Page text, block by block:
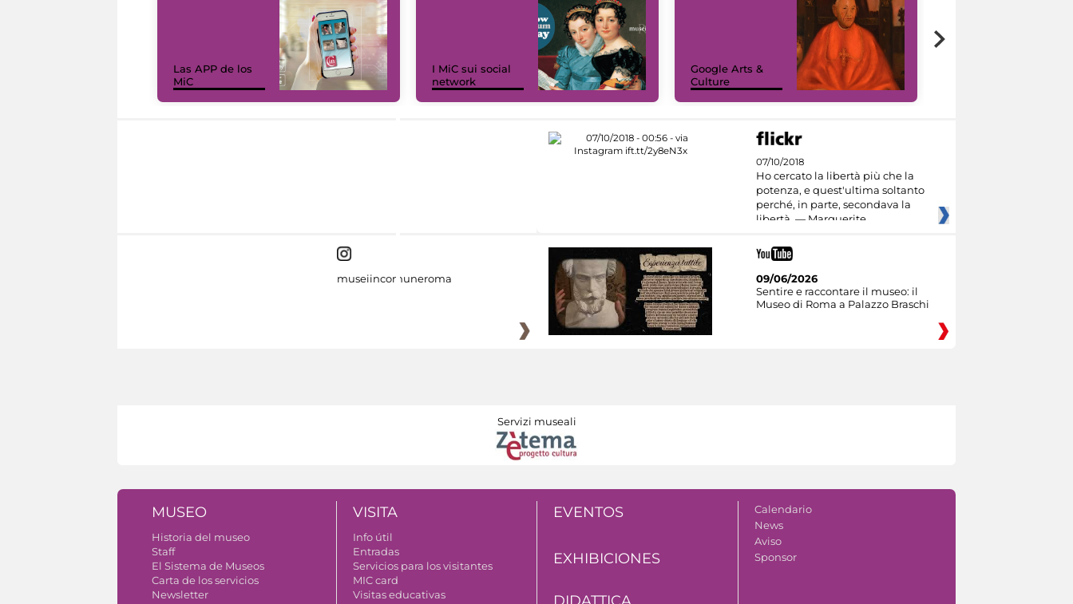
Las APP de los
MiC
I MiC sui social
network
Google Arts &
Culture
07/10/2018
Ho cercato la libertà più che la
potenza, e quest'ultima soltanto
perché, in parte, secondava la
libertà. — Marguerite
museiincomuneroma
09/06/2026
Sentire e raccontare il museo: il
Museo di Roma a Palazzo Braschi
Servizi museali
MUSEO
Historia del museo
Staff
El Sistema de Museos
Carta de los servicios
Newsletter
VISITA
Info útil
Entradas
Servicios para los visitantes
MIC card
Visitas educativas
EVENTOS
EXHIBICIONES
Calendario
News
Aviso
Sponsor